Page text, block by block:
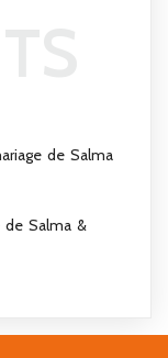
de Salma
de Salma &